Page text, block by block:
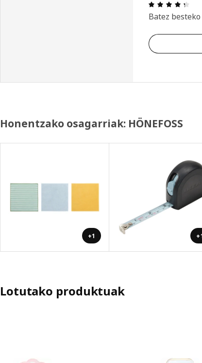
Batez
Honentzako osagarriak: HÖNEFOSS
+1
Lotutako produktuak